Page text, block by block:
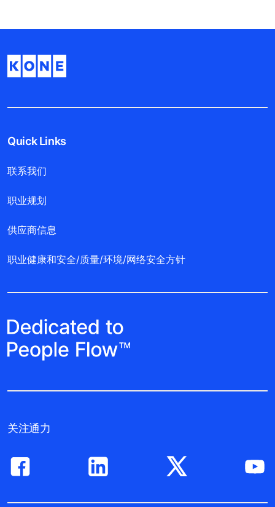
Quick Links
联系我们
职业规划
供应商信息
职业健康和安全/质量/环境/网络安全方针
关注通力